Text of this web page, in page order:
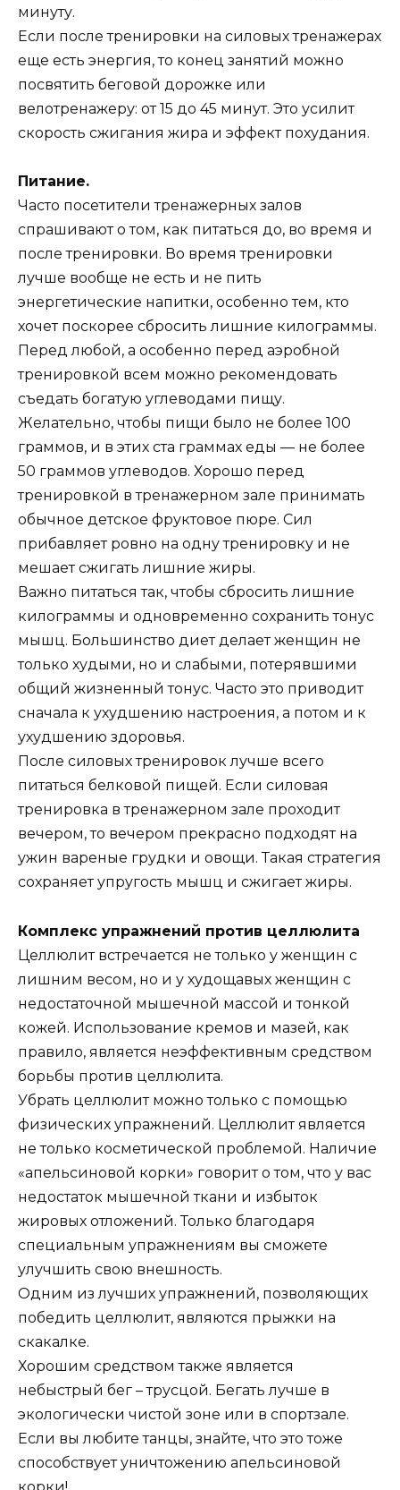
минуту.
Если после тренировки на силовых тренажерах
еще есть энергия, то конец занятий можно
посвятить беговой дорожке или
велотренажеру: от 15 до 45 минут. Это усилит
скорость сжигания жира и эффект похудания.
Питание.
Часто посетители тренажерных залов
спрашивают о том, как питаться до, во время и
после тренировки. Во время тренировки
лучше вообще не есть и не пить
энергетические напитки, особенно тем, кто
хочет поскорее сбросить лишние килограммы.
Перед любой, а особенно перед аэробной
тренировкой всем можно рекомендовать
съедать богатую углеводами пищу.
Желательно, чтобы пищи было не более 100
граммов, и в этих ста граммах еды — не более
50 граммов углеводов. Хорошо перед
тренировкой в тренажерном зале принимать
обычное детское фруктовое пюре. Сил
прибавляет ровно на одну тренировку и не
мешает сжигать лишние жиры.
Важно питаться так, чтобы сбросить лишние
килограммы и одновременно сохранить тонус
мышц. Большинство диет делает женщин не
только худыми, но и слабыми, потерявшими
общий жизненный тонус. Часто это приводит
сначала к ухудшению настроения, а потом и к
ухудшению здоровья.
После силовых тренировок лучше всего
питаться белковой пищей. Если силовая
тренировка в тренажерном зале проходит
вечером, то вечером прекрасно подходят на
ужин вареные грудки и овощи. Такая стратегия
сохраняет упругость мышц и сжигает жиры.
Комплекс упражнений против целлюлита
Целлюлит встречается не только у женщин с
лишним весом, но и у худощавых женщин с
недостаточной мышечной массой и тонкой
кожей. Использование кремов и мазей, как
правило, является неэффективным средством
борьбы против целлюлита.
Убрать целлюлит можно только с помощью
физических упражнений. Целлюлит является
не только косметической проблемой. Наличие
«апельсиновой корки» говорит о том, что у вас
недостаток мышечной ткани и избыток
жировых отложений. Только благодаря
специальным упражнениям вы сможете
улучшить свою внешность.
Одним из лучших упражнений, позволяющих
победить целлюлит, являются прыжки на
скакалке.
Хорошим средством также является
небыстрый бег – трусцой. Бегать лучше в
экологически чистой зоне или в спортзале.
Если вы любите танцы, знайте, что это тоже
способствует уничтожению апельсиновой
корки!